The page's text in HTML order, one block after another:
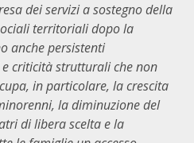
dei servizi a sostegno della
territoriali dopo la
anche persistenti
criticità strutturali che non
in particolare, la crescita
la diminuzione del
di libera scelta e la